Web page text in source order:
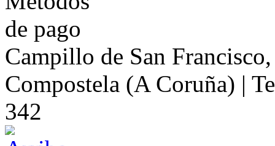
Campillo de San
Compostela (A Coruña) |
342